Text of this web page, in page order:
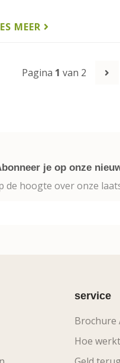
MEER
Pagina 1 van 2
je op onze
de hoogte over onze
service
Brochure
Hoe